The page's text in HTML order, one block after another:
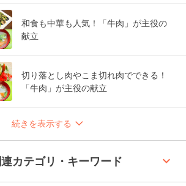
和食も中華も人気！「牛肉」が主役の
献立
切り落とし肉やこま切れ肉でできる！
「牛肉」が主役の献立
続きを表示する
カテゴリ・キーワード keyboard_arrow_up